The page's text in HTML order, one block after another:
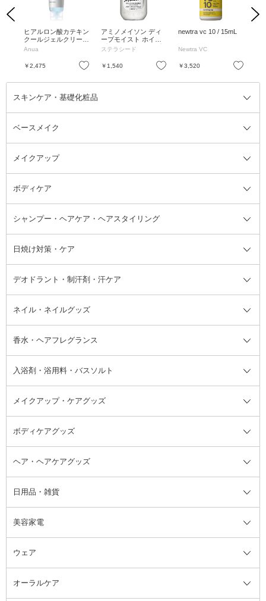
Previous
お気に入り
ヒアルロン酸カテキン
クールジェルクリーム
/ 80ml
Anua
￥2,475 お気に入り
アミノメイソン ディ
ープモイスト ホイッ
プクリーム シャンプ
ステラシード
￥1,540 お気に入り
newtra vc 10 / 15mL
Newtra VC
￥3,520
Next
スキンケア・基礎化粧品
スキンケア・基礎化粧品全て
洗顔料
美容液
オールインワン化粧品 フェイスクリーム
フェイスオイル・バーム
ブースター・導入液
洗い流すパック・マスク
リップクリーム・リップケア
顔用マッサージ料
ベースメイク
ベースメイク全て
BBクリーム
コンシーラー ファンデーション
フェイスパウダー
メイクアップ
メイクアップ全て
まつげ美容液 つけまつげ
アイシャドウ
アイブロウ・眉マスカラ
チーク
ハイライト・シェーディング
ボディケア
ボディケア全て
ボディソープ・ハンドソープ・石
けん
ボディケア
レッグ・フットケア
バストケア
ネイルケア
脱毛・除毛ケア
シャンプー・ヘアケア・ヘアスタイリング
シャンプー・ヘアケア・ヘアスタ
イリング全て
洗い流さないトリートメント
ヘアスタイリング剤
頭皮ケア・育毛剤
その他シャンプー・ヘアケア・ヘ
アスタイリング
日焼け対策・ケア
日焼け対策・ケア全て
サンオイル・タンニング
その他日焼け対策・UVケア
デオドラント・制汗剤・汗ケア
デオドラント・制汗剤・汗ケア全
て
フット用デオドラント・制汗剤・
汗ケア
ネイル・ネイルグッズ
ネイル・ネイルグッズ全て
ジェルネイル
リムーバー・除光液
香水・ヘアフレグランス
香水・ヘアフレグランス全て
フレグランスミスト
その他香水・ヘアフレグランス
入浴剤・浴用料・バスソルト
入浴剤・浴用料・バスソルト全て
バスソルト
メイクアップ・ケアグッズ
メイクアップ・ケアグッズ全て
コットン・綿棒
洗顔グッズ
ブラシ・チップ
ツィザー・毛抜き
カミソリ
ボディケアグッズ
ボディケアグッズ全て
マッサージ・ボディケアグッズ
かかと・角質ケアグッズ
絆創膏
ヘア・ヘアケアグッズ
ヘア・ヘアケアグッズ全て
ヘアゴム
ヘアバンド
ヘッドマッサージブラシ
日用品・雑貨
日用品・雑貨全て
柔軟剤
ルームフレグランス・ディフュー
ザー
美容家電
美容家電全て
ボディケア美容家電
ウェア
ウェア全て
オーラルケア